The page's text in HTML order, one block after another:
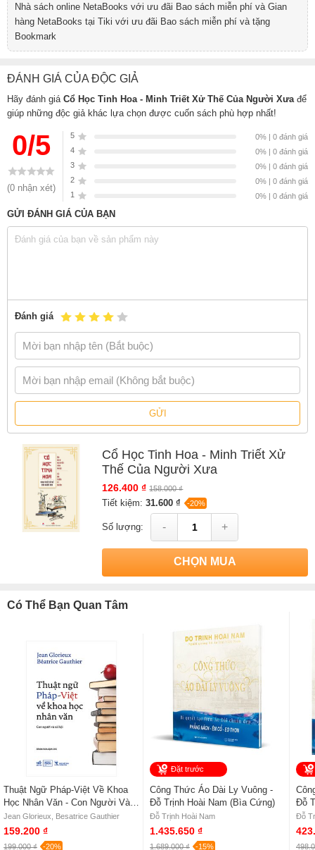
Nhà sách online NetaBooks với ưu đãi Bao sách miễn phí và Gian
hàng NetaBooks tại Tiki với ưu đãi Bao sách miễn phí và tặng
Bookmark
ĐÁNH GIÁ CỦA ĐỘC GIẢ
Hãy đánh giá Cổ Học Tinh Hoa - Minh Triết Xử Thế Của Người Xưa để
giúp những độc giả khác lựa chọn được cuốn sách phù hợp nhất!
0/5
(0 nhận xét)
5
0% | 0 đánh giá
4
0% | 0 đánh giá
3
0% | 0 đánh giá
2
0% | 0 đánh giá
1
0% | 0 đánh giá
GỬI ĐÁNH GIÁ CỦA BẠN
Đánh giá
GỬI
Cổ Học Tinh Hoa - Minh Triết Xử
Thế Của Người Xưa
126.400 ₫ 158.000 ₫
Tiết kiệm:31.600 ₫ -20%
Số lượng: - +
CHỌN MUA
Có Thể Bạn Quan Tâm
Thuật Ngữ Pháp-Việt Về Khoa
Học Nhân Văn - Con Người Và
Xã Hội - Jean Glorieux,
Besatrice Gauthier
Jean Glorieux, Besatrice Gauthier
159.200 ₫
199.000 ₫ -20%
Đặt trước
Công Thức Áo Dài Ly Vuông -
Đỗ Trịnh Hoài Nam (Bìa Cứng)
Đỗ Trịnh Hoài Nam
1.435.650 ₫
1.689.000 ₫ -15%
Đỗ
Đỗ